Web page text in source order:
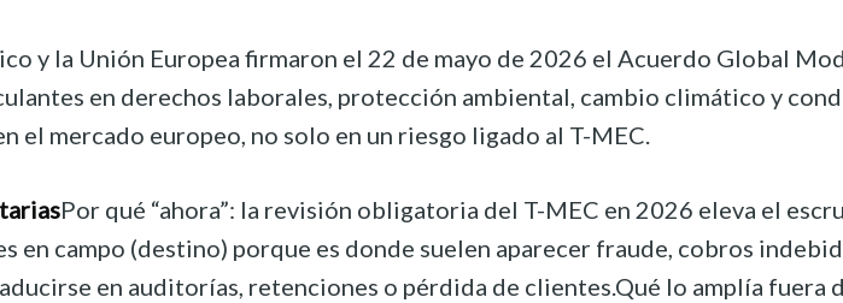
y la Unión Europea firmaron el 22 de mayo de 2026 el Acuerdo Global
en derechos laborales, protección ambiental, cambio climático y
el mercado europeo, no solo en un riesgo ligado al T-MEC.
Por qué “ahora”: la revisión obligatoria del T-MEC en 2026 eleva el
en campo (destino) porque es donde suelen aparecer fraude, cobros
en auditorías, retenciones o pérdida de clientes.Qué lo amplía